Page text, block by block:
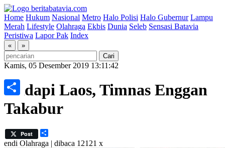
Home Hukum Nasional Metro Halo Polisi Halo Gubernur Lampu
Merah Lifestyle Olahraga Ekbis Dunia Seleb Sensasi Batavia
Peristiwa Lapor Pak Index
« »
Kamis, 05 Desember 2019 13:11:42
Hadapi Laos, Timnas Enggan
Takabur
Post
endi Olahraga | dibaca 12121 x
Share